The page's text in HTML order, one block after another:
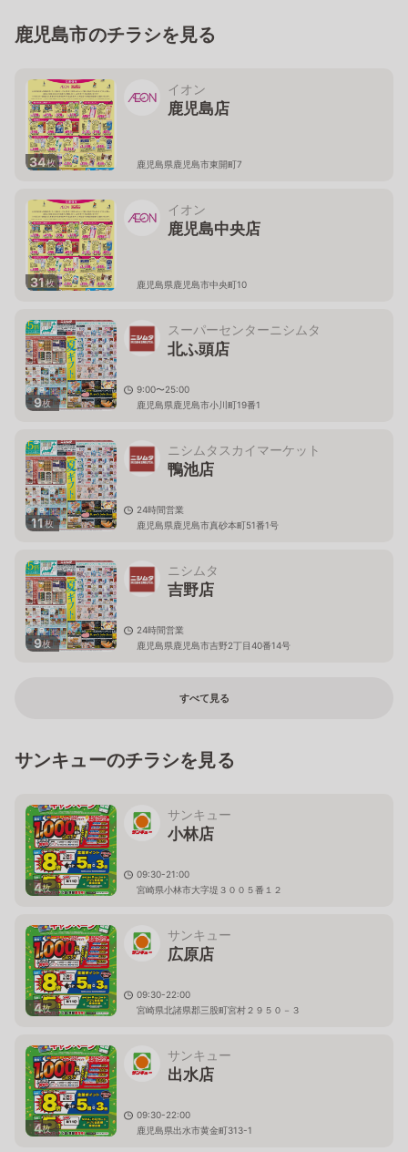
鹿児島市のチラシを見る
34枚
イオン
鹿児島店
鹿児島県鹿児島市東開町7
31枚
イオン
鹿児島中央店
鹿児島県鹿児島市中央町10
9枚
スーパーセンターニシムタ
北ふ頭店
9:00〜25:00
鹿児島県鹿児島市小川町19番1
11枚
ニシムタスカイマーケット
鴨池店
24時間営業
鹿児島県鹿児島市真砂本町51番1号
9枚
ニシムタ
吉野店
24時間営業
鹿児島県鹿児島市吉野2丁目40番14号
すべて見る
サンキューのチラシを見る
4枚
サンキュー
小林店
09:30-21:00
宮崎県小林市大字堤３００５番１２
4枚
サンキュー
広原店
09:30-22:00
宮崎県北諸県郡三股町宮村２９５０－３
4枚
サンキュー
出水店
09:30-22:00
鹿児島県出水市黄金町313-1